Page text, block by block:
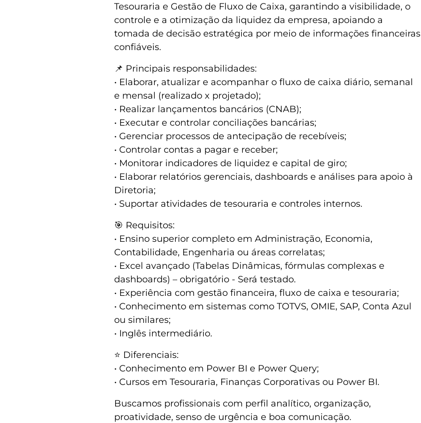
Tesouraria e Gestão de Fluxo de Caixa, garantindo a visibilidade, o
controle e a otimização da liquidez da empresa, apoiando a
tomada de decisão estratégica por meio de informações financeiras
confiáveis.
📌 Principais responsabilidades:
• Elaborar, atualizar e acompanhar o fluxo de caixa diário, semanal
e mensal (realizado x projetado);
• Realizar lançamentos bancários (CNAB);
• Executar e controlar conciliações bancárias;
• Gerenciar processos de antecipação de recebíveis;
• Controlar contas a pagar e receber;
• Monitorar indicadores de liquidez e capital de giro;
• Elaborar relatórios gerenciais, dashboards e análises para apoio à
Diretoria;
• Suportar atividades de tesouraria e controles internos.
🎯 Requisitos:
• Ensino superior completo em Administração, Economia,
Contabilidade, Engenharia ou áreas correlatas;
• Excel avançado (Tabelas Dinâmicas, fórmulas complexas e
dashboards) – obrigatório - Será testado.
• Experiência com gestão financeira, fluxo de caixa e tesouraria;
• Conhecimento em sistemas como TOTVS, OMIE, SAP, Conta Azul
ou similares;
• Inglês intermediário.
⭐ Diferenciais:
• Conhecimento em Power BI e Power Query;
• Cursos em Tesouraria, Finanças Corporativas ou Power BI.
Buscamos profissionais com perfil analítico, organização,
proatividade, senso de urgência e boa comunicação.